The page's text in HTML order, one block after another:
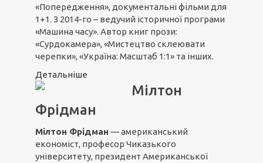
«Попередження», документальні фільми для
1+1. З 2014-го – ведучий історичної програми
«Машина часу». Автор книг прози:
«Сурдокамера», «Мистецтво склеювати
черепки», «Україна: Масштаб 1:1» та інших.
Детальніше
Мілтон
Фрідман
Мілтон Фрідман — американський
економіст, професор Чиказького
університету, президент Американської